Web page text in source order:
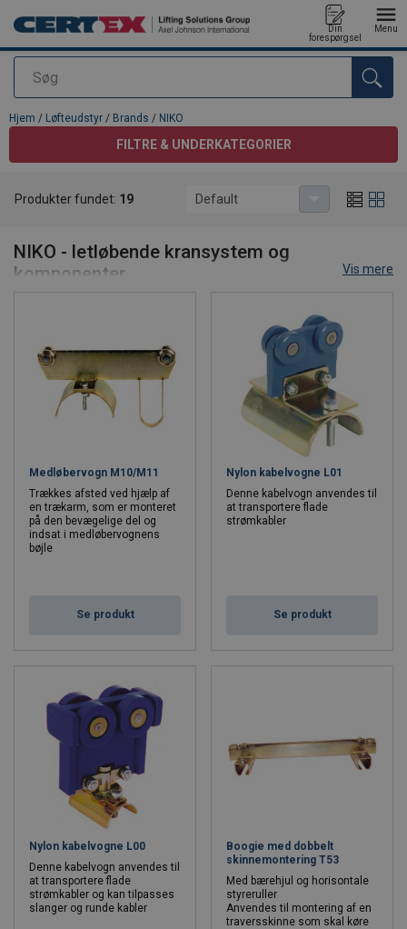
Søg
Din
forespørgsel
Menu
Produktet blev tilføjet til din forespørgsel
Hjem / Løfteudstyr / Brands / NIKO
FILTRE & UNDERKATEGORIER
NIKO
NIKO - letløbende kransystem og
komponenter
CERTEX Danmark er din partner når det drejer sig om kraner. Vi
NIKO letløbende kransystemer
, som har løftekapacitet
på op til 2 tons, og med traverslængde på op til 10 meter. Disse
kraner er velegnede i områder med lidt eller trang plads.
Niko Ltd er en førende europæisk producent af løfteudstyr,
strømforsyningssystemer, letløbende kransystemer og
faldsikringssikkerhedsbjælker. Med over 80 medarbejdere på 7
lokationer og et omfattende distributørnetværk er NIKO's tilstede i
for råd og vejledning til køb af dit næste letløbende
Vis mere
Produkter fundet: 19 Default
Medløbervogn M10/M11
Trækkes afsted ved hjælp af
en trækarm, som er monteret
på den bevægelige del og
indsat i medløbervognens
bøjle
Se produkt
Nylon kabelvogne L01
Denne kabelvogn anvendes til
at transportere flade
strømkabler
Se produkt
Nylon kabelvogne L00
Denne kabelvogn anvendes til
at transportere flade
strømkabler og kan tilpasses
slanger og runde kabler
Boogie med dobbelt
skinnemontering T53
Med bærehjul og horisontale
styreruller
Anvendes til montering af en
traversskinne som skal køre